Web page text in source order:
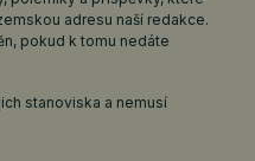
adresu naší redakce.
pokud k tomu nedáte
stanoviska a nemusí